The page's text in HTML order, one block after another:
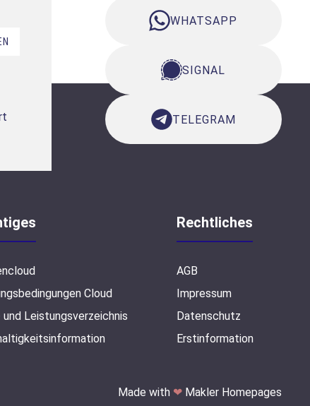
WHATSAPP
SIGNAL
TELEGRAM
Rechtliches
AGB
Impressum
Datenschutz
Erstinformation
Cloud
und Leistungsverzeichnis
Made with ❤Makler Homepages